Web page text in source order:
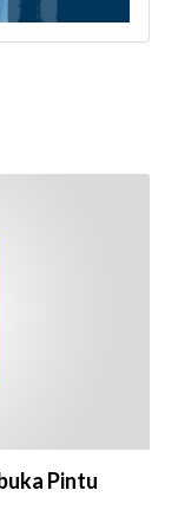
Pintu